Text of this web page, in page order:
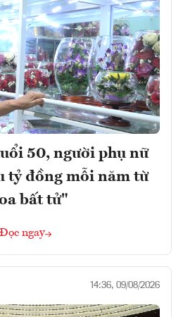
50, người phụ nữ
tỷ đồng mỗi năm từ
bất tử"
Đọc ngay
14:36, 09/08/2026